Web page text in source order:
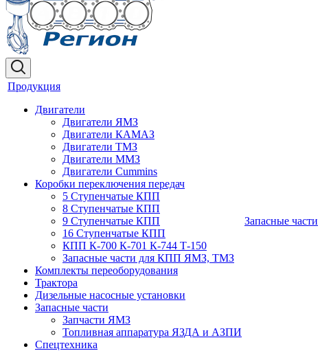
Продукция
Двигатели
Двигатели ЯМЗ
Двигатели КАМАЗ
Двигатели ТМЗ
Двигатели ММЗ
Двигатели Cummins
Коробки переключения передач
5 Ступенчатые КПП
8 Ступенчатые КПП
9 Ступенчатые КПП
16 Ступенчатые КПП
КПП К-700 К-701 К-744 Т-150
Запасные части для КПП ЯМЗ, ТМЗ
Комплекты переоборудования
Трактора
Дизельные насосные установки
Запасные части
Запчасти ЯМЗ
Топливная аппаратура ЯЗДА и АЗПИ
Спецтехника
Запасные части